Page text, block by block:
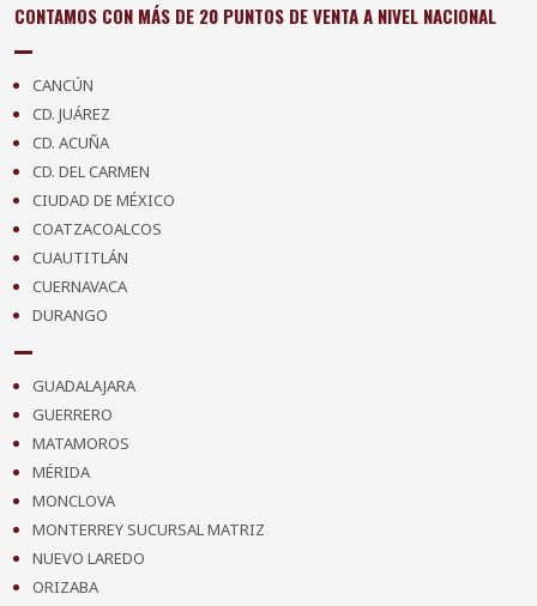
CONTAMOS CON MÁS DE 20 PUNTOS DE VENTA A NIVEL NACIONAL
CANCÚN
CD. JUÁREZ
CD. ACUÑA
CD. DEL CARMEN
CIUDAD DE MÉXICO
COATZACOALCOS
CUAUTITLÁN
CUERNAVACA
DURANGO
GUADALAJARA
GUERRERO
MATAMOROS
MÉRIDA
MONCLOVA
MONTERREY SUCURSAL MATRIZ
NUEVO LAREDO
ORIZABA